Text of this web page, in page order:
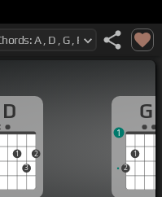
D
1
3
2
G
2
1
1